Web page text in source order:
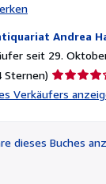
Andrea
seit 29.
Sternen)
4
Sternen
Verkäufers
dieses Buches